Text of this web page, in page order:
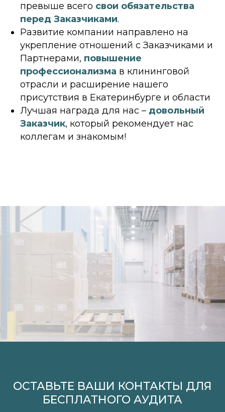
превыше всего свои обязательства
перед Заказчиками.
Развитие компании направлено на
укрепление отношений с Заказчиками и
Партнерами, повышение
профессионализма в клининговой
отрасли и расширение нашего
присутствия в Екатеринбурге и области
Лучшая награда для нас – довольный
Заказчик, который рекомендует нас
коллегам и знакомым!
ОСТАВЬТЕ ВАШИ КОНТАКТЫ ДЛЯ
БЕСПЛАТНОГО АУДИТА